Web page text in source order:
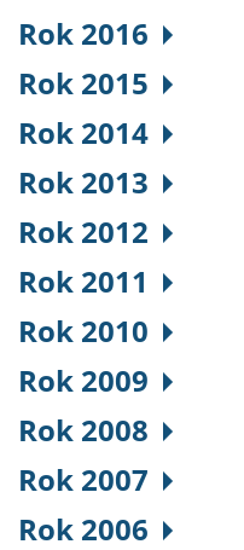
Rok 2016
Rok 2015
Rok 2014
Rok 2013
Rok 2012
Rok 2011
Rok 2010
Rok 2009
Rok 2008
Rok 2007
Rok 2006